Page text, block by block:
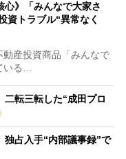
心》「みんなで大家さ
資トラブル“異常なく
産投資商品「みんなで
いる…
二転三転した“成田プロ
独占入手“内部議事録”で